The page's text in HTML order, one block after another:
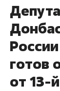
готов
от 13-